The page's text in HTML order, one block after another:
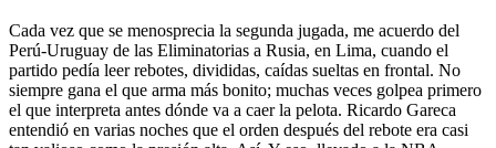
Cada vez que se menosprecia la segunda jugada, me acuerdo del
Perú-Uruguay de las Eliminatorias a Rusia, en Lima, cuando el
partido pedía leer rebotes, divididas, caídas sueltas en frontal. No
siempre gana el que arma más bonito; muchas veces golpea primero
el que interpreta antes dónde va a caer la pelota. Ricardo Gareca
entendió en varias noches que el orden después del rebote era casi